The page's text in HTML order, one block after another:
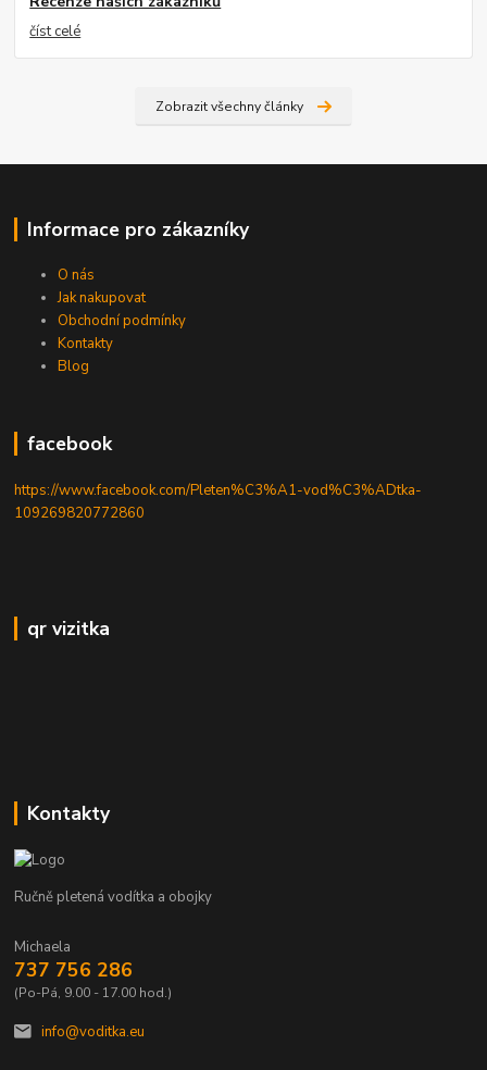
číst celé
Zobrazit všechny články
Informace pro zákazníky
O nás
Jak nakupovat
Obchodní podmínky
Kontakty
Blog
facebook
https://www.facebook.com/Pleten%C3%A1-vod%C3%ADtka-
109269820772860
qr vizitka
Kontakty
Ručně pletená vodítka a obojky
Michaela
737 756 286
(Po-Pá, 9.00 - 17.00 hod.)
info@voditka.eu